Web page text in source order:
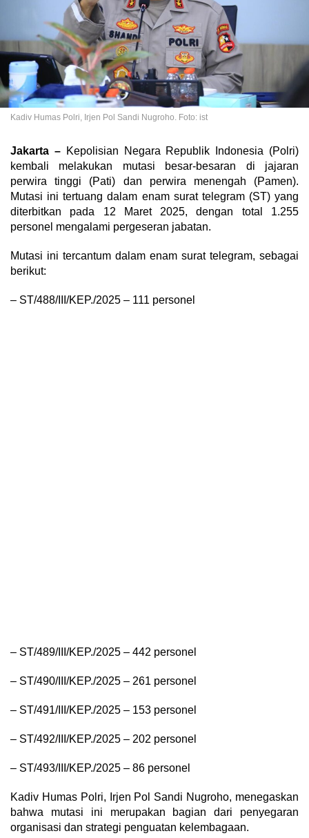
Kadiv Humas Polri, Irjen Pol Sandi Nugroho. Foto: ist
Jakarta –Kepolisian Negara Republik Indonesia (Polri)
kembali melakukan mutasi besar-besaran di jajaran
perwira tinggi (Pati) dan perwira menengah (Pamen).
Mutasi ini tertuang dalam enam surat telegram (ST) yang
diterbitkan pada 12 Maret 2025, dengan total 1.255
personel mengalami pergeseran jabatan.
Mutasi ini tercantum dalam enam surat telegram, sebagai
berikut:
– ST/488/III/KEP./2025 – 111 personel
– ST/489/III/KEP./2025 – 442 personel
– ST/490/III/KEP./2025 – 261 personel
– ST/491/III/KEP./2025 – 153 personel
– ST/492/III/KEP./2025 – 202 personel
– ST/493/III/KEP./2025 – 86 personel
Kadiv Humas Polri, Irjen Pol Sandi Nugroho, menegaskan
bahwa mutasi ini merupakan bagian dari penyegaran
organisasi dan strategi penguatan kelembagaan.